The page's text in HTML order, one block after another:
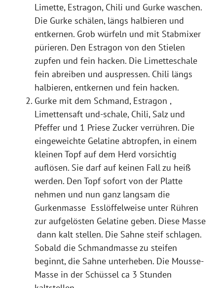
Limette, Estragon, Chili und Gurke waschen.
Die Gurke schälen, längs halbieren und
entkernen. Grob würfeln und mit Stabmixer
pürieren. Den Estragon von den Stielen
zupfen und fein hacken. Die Limetteschale
fein abreiben und auspressen. Chili längs
halbieren, entkernen und fein hacken.
Gurke mit dem Schmand, Estragon ,
Limettensaft und-schale, Chili, Salz und
Pfeffer und 1 Priese Zucker verrühren. Die
eingeweichte Gelatine abtropfen, in einem
kleinen Topf auf dem Herd vorsichtig
auflösen. Sie darf auf keinen Fall zu heiß
werden. Den Topf sofort von der Platte
nehmen und nun ganz langsam die
Gurkenmasse Esslöffelweise unter Rühren
zur aufgelösten Gelatine geben. Diese Masse
dann kalt stellen. Die Sahne steif schlagen.
Sobald die Schmandmasse zu steifen
beginnt, die Sahne unterheben. Die Mousse-
Masse in der Schüssel ca 3 Stunden